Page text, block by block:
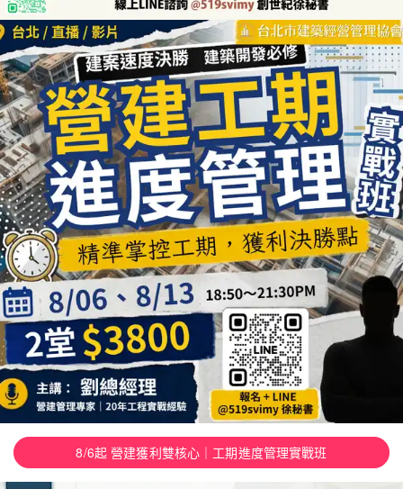
8/6起 營建獲利雙核心｜工期進度管理實戰班